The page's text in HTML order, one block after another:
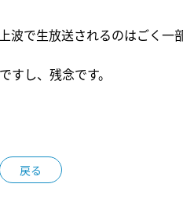
波で生放送されるのはごく一
し、残念です。
戻る